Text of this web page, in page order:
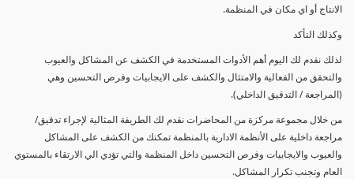
الانتاج أو اي مكان في المنظمة.
وكذلك التأكد
لذلك نقدم لك اليوم أهم الأدوات المستخدمة في الكشف عن المشاكل والعيوب
والتحقق من الفعالية والامتثال والكشف على الايجابيات وفرص التحسين وهي
(المراجعة / التدقيق الداخلي).
من خلال مجموعة مركزة من المحاضرات نقدم لك الطريقة المثالية لإجراء تدقيق/
مراجعة داخلية على الأنظمة الادارية بالمنظمة تمكنك من الكشف على المشاكل
والعيوب والايجابيات وفرص التحسين داخل المنظمة والتي تؤدي الي الارتقاء بالمستوي
العام وتجنب تكرار المشاكل.